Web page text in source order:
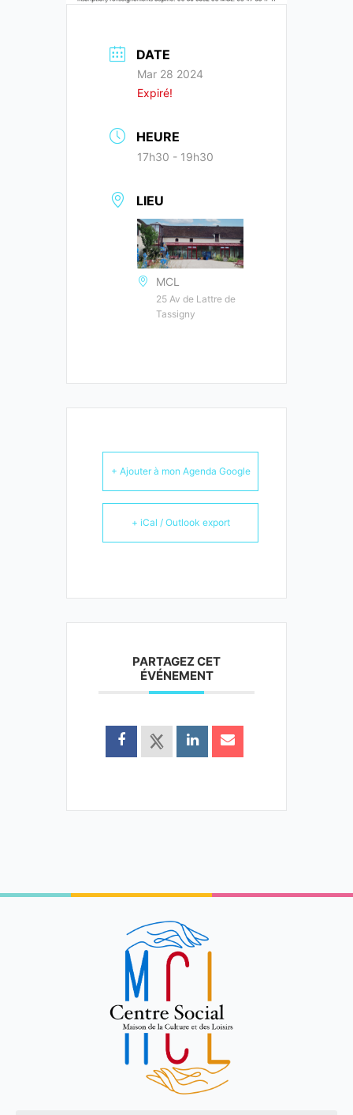
DATE
Mar 28 2024
Expiré!
HEURE
17h30 - 19h30
LIEU
MCL
25 Av de Lattre de
Tassigny
+ Ajouter à mon Agenda Google
+ iCal / Outlook export
PARTAGEZ CET
ÉVÉNEMENT